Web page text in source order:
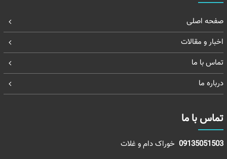
صفحه اصلی
اخبار و مقالات
تماس با ما
درباره ما
تماس با ما
09135051503خوراک دام و غلات